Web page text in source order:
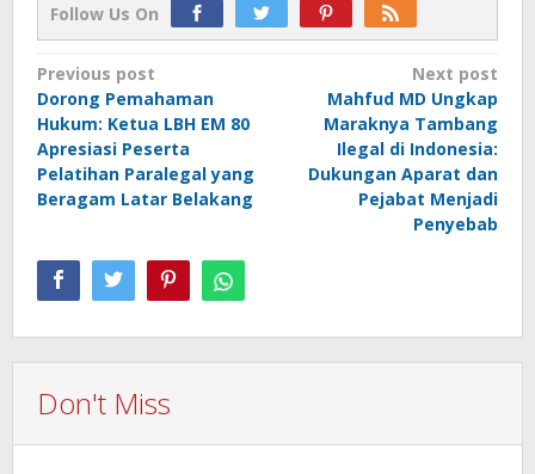
Follow Us On
Post
navigation
Previous post
Dorong Pemahaman
Hukum: Ketua LBH EM 80
Apresiasi Peserta
Pelatihan Paralegal yang
Beragam Latar Belakang
Next post
Mahfud MD Ungkap
Maraknya Tambang
Ilegal di Indonesia:
Dukungan Aparat dan
Pejabat Menjadi
Penyebab
Don't Miss